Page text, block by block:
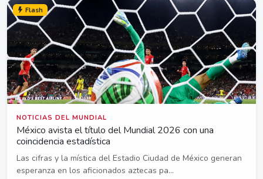
Flash
NOTICIAS DEL MUNDIAL
México avista el título del Mundial 2026 con una
coincidencia estadística
Las cifras y la mística del Estadio Ciudad de México generan
esperanza en los aficionados aztecas pa...